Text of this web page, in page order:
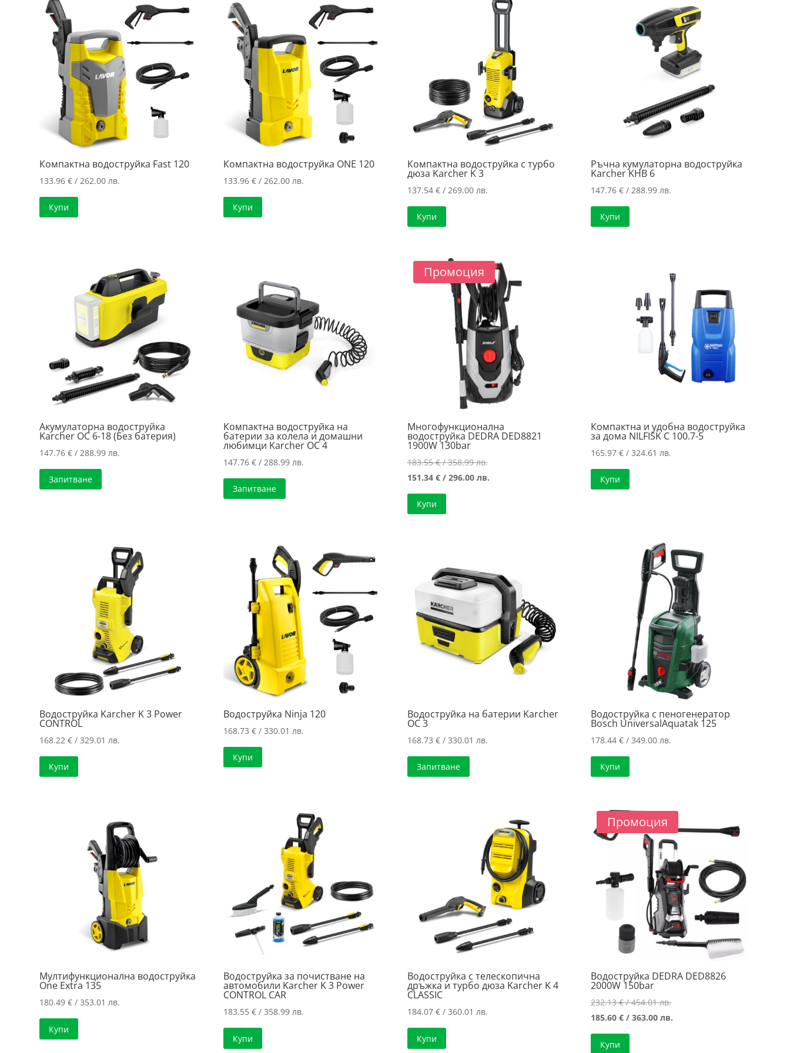
high
Компактна водоструйка Fast 120
133.96€ / 262.00 лв.
Купи
Компактна водоструйка ONE 120
133.96 €/ 262.00 лв.
Купи
Компактна водоструйка с турбо
дюза Karcher K 3
137.54 €/ 269.00 лв.
Купи
Ръчна кумулаторна водоструйка
Karcher KHB 6
147.76€ / 288.99 лв.
Купи
Акумулаторна водоструйка
Karcher OC 6-18 (Без батерия)
147.76€ / 288.99 лв.
Запитване
Компактна водоструйка на
батерии за колела и домашни
любимци Karcher OC 4
147.76 €/ 288.99 лв.
Запитване
Промоция
Многофункционална
водоструйка DEDRA DED8821
1900W 130bar
183.55€/ 358.99 лв.Original
price
151.34 €/ 296.00 лв.Текущата
Купи
Компактна и удобна водоструйка
за дома NILFISK C 100.7-5
165.97€ / 324.61 лв.
Купи
Водоструйка Karcher K 3 Power
CONTROL
168.22€ / 329.01 лв.
Купи
Водоструйка Ninja 120
168.73 €/ 330.01 лв.
Купи
Водоструйка на батерии Karcher
OC 3
168.73 €/ 330.01 лв.
Запитване
Водоструйка с пеногенератор
Bosch UniversalAquatak 125
178.44€ / 349.00 лв.
Купи
Мултифункционална водоструйка
One Extra 135
180.49€ / 353.01 лв.
Купи
Водоструйка за почистване на
автомобили Karcher K 3 Power
CONTROL CAR
183.55 €/ 358.99 лв.
Купи
Водоструйка с телескопична
дръжка и турбо дюза Karcher K 4
CLASSIC
184.07 €/ 360.01 лв.
Купи
Промоция
Водоструйка DEDRA DED8826
2000W 150bar
232.13€/ 454.01 лв.Original
price
185.60€ / 363.00 лв.
Купи